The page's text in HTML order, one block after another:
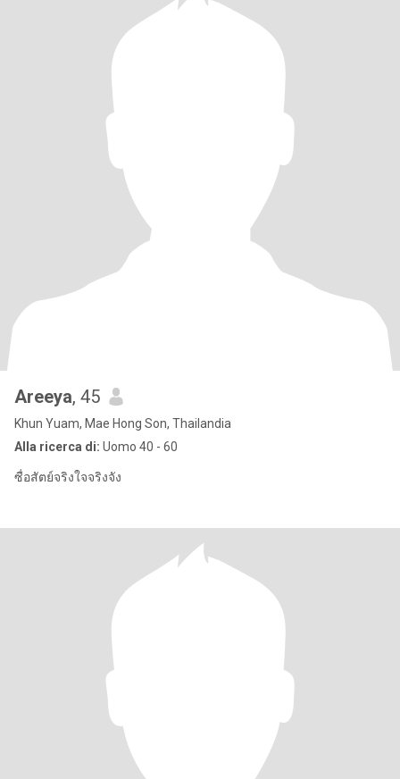
Areeya, 45
Khun Yuam, Mae Hong Son, Thailandia
Alla ricerca di: Uomo 40 - 60
ซื่อสัตย์​จริงใจ​จริง​จัง